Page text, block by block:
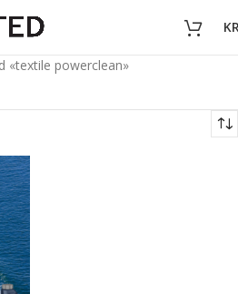
«textile powerclean»